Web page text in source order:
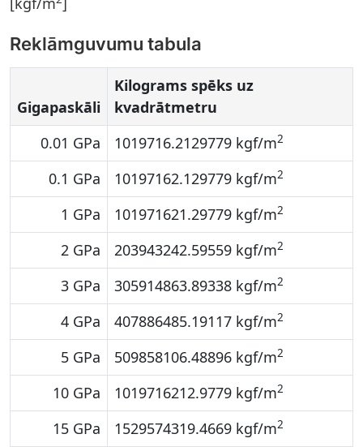
Reklāmguvumu tabula
Gigapaskāli
Kilograms spēks uz
kvadrātmetru
0.01 GPa
1019716.2129779 kgf/m2
0.1 GPa 10197162.129779 kgf/m2
1 GPa 101971621.29779 kgf/m2
2 GPa 203943242.59559 kgf/m2
3 GPa 305914863.89338 kgf/m2
4 GPa 407886485.19117 kgf/m2
5 GPa 509858106.48896 kgf/m2
10 GPa 1019716212.9779 kgf/m2
15 GPa 1529574319.4669 kgf/m2